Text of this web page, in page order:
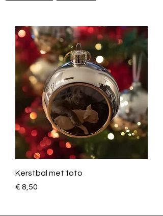
Kerstbal met foto
Prijs
€ 8,50